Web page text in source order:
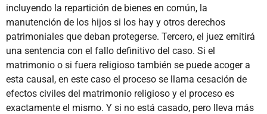
incluyendo la repartición de bienes en común, la
manutención de los hijos si los hay y otros derechos
patrimoniales que deban protegerse. Tercero, el juez emitirá
una sentencia con el fallo definitivo del caso. Si el
matrimonio o si fuera religioso también se puede acoger a
esta causal, en este caso el proceso se llama cesación de
efectos civiles del matrimonio religioso y el proceso es
exactamente el mismo. Y si no está casado, pero lleva más